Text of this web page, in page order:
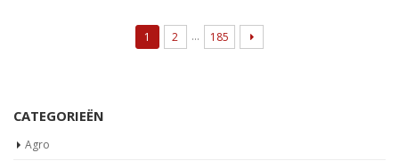
1 2 … 185
CATEGORIEËN
Agro